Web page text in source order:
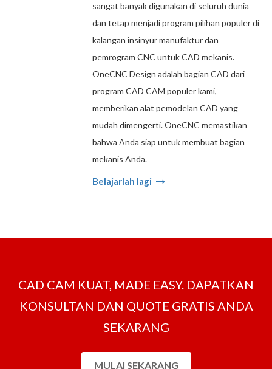
sangat banyak digunakan di seluruh dunia
dan tetap menjadi program pilihan populer di
kalangan insinyur manufaktur dan
pemrogram CNC untuk CAD mekanis.
OneCNC Design adalah bagian CAD dari
program CAD CAM populer kami,
memberikan alat pemodelan CAD yang
mudah dimengerti. OneCNC memastikan
bahwa Anda siap untuk membuat bagian
mekanis Anda.
Belajarlah lagi
CAD CAM KUAT, MADE EASY. DAPATKAN
KONSULTAN DAN QUOTE GRATIS ANDA
SEKARANG
MULAI SEKARANG